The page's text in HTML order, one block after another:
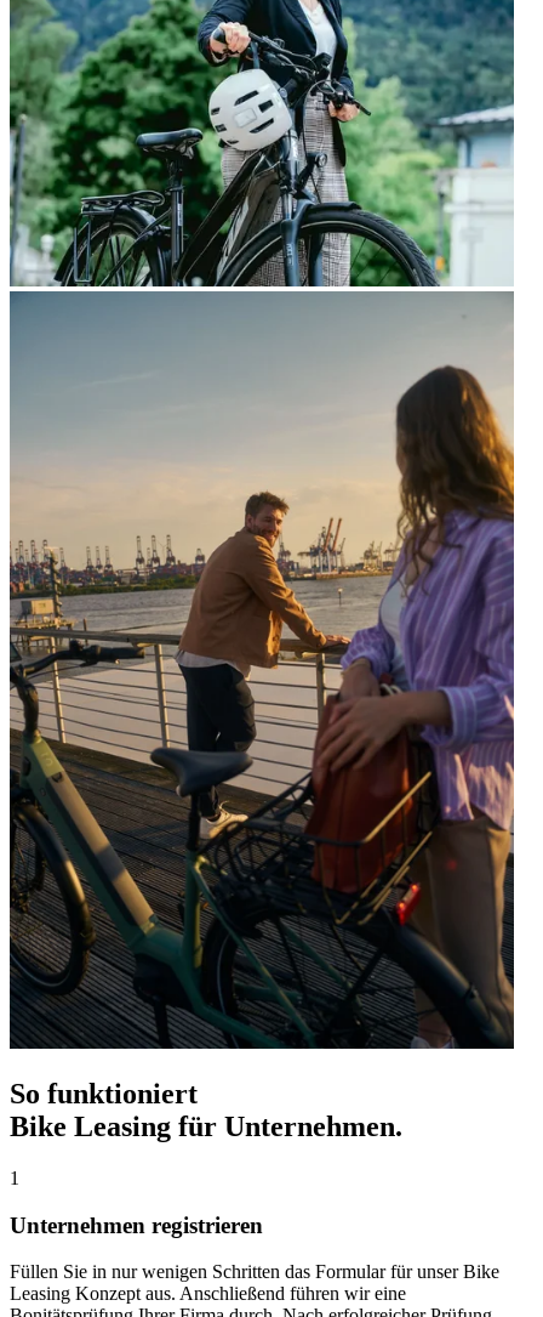
So funktioniert
Bike Leasing für Unternehmen.
1
Unternehmen registrieren
Füllen Sie in nur wenigen Schritten das Formular für unser Bike
Leasing Konzept aus. Anschließend führen wir eine